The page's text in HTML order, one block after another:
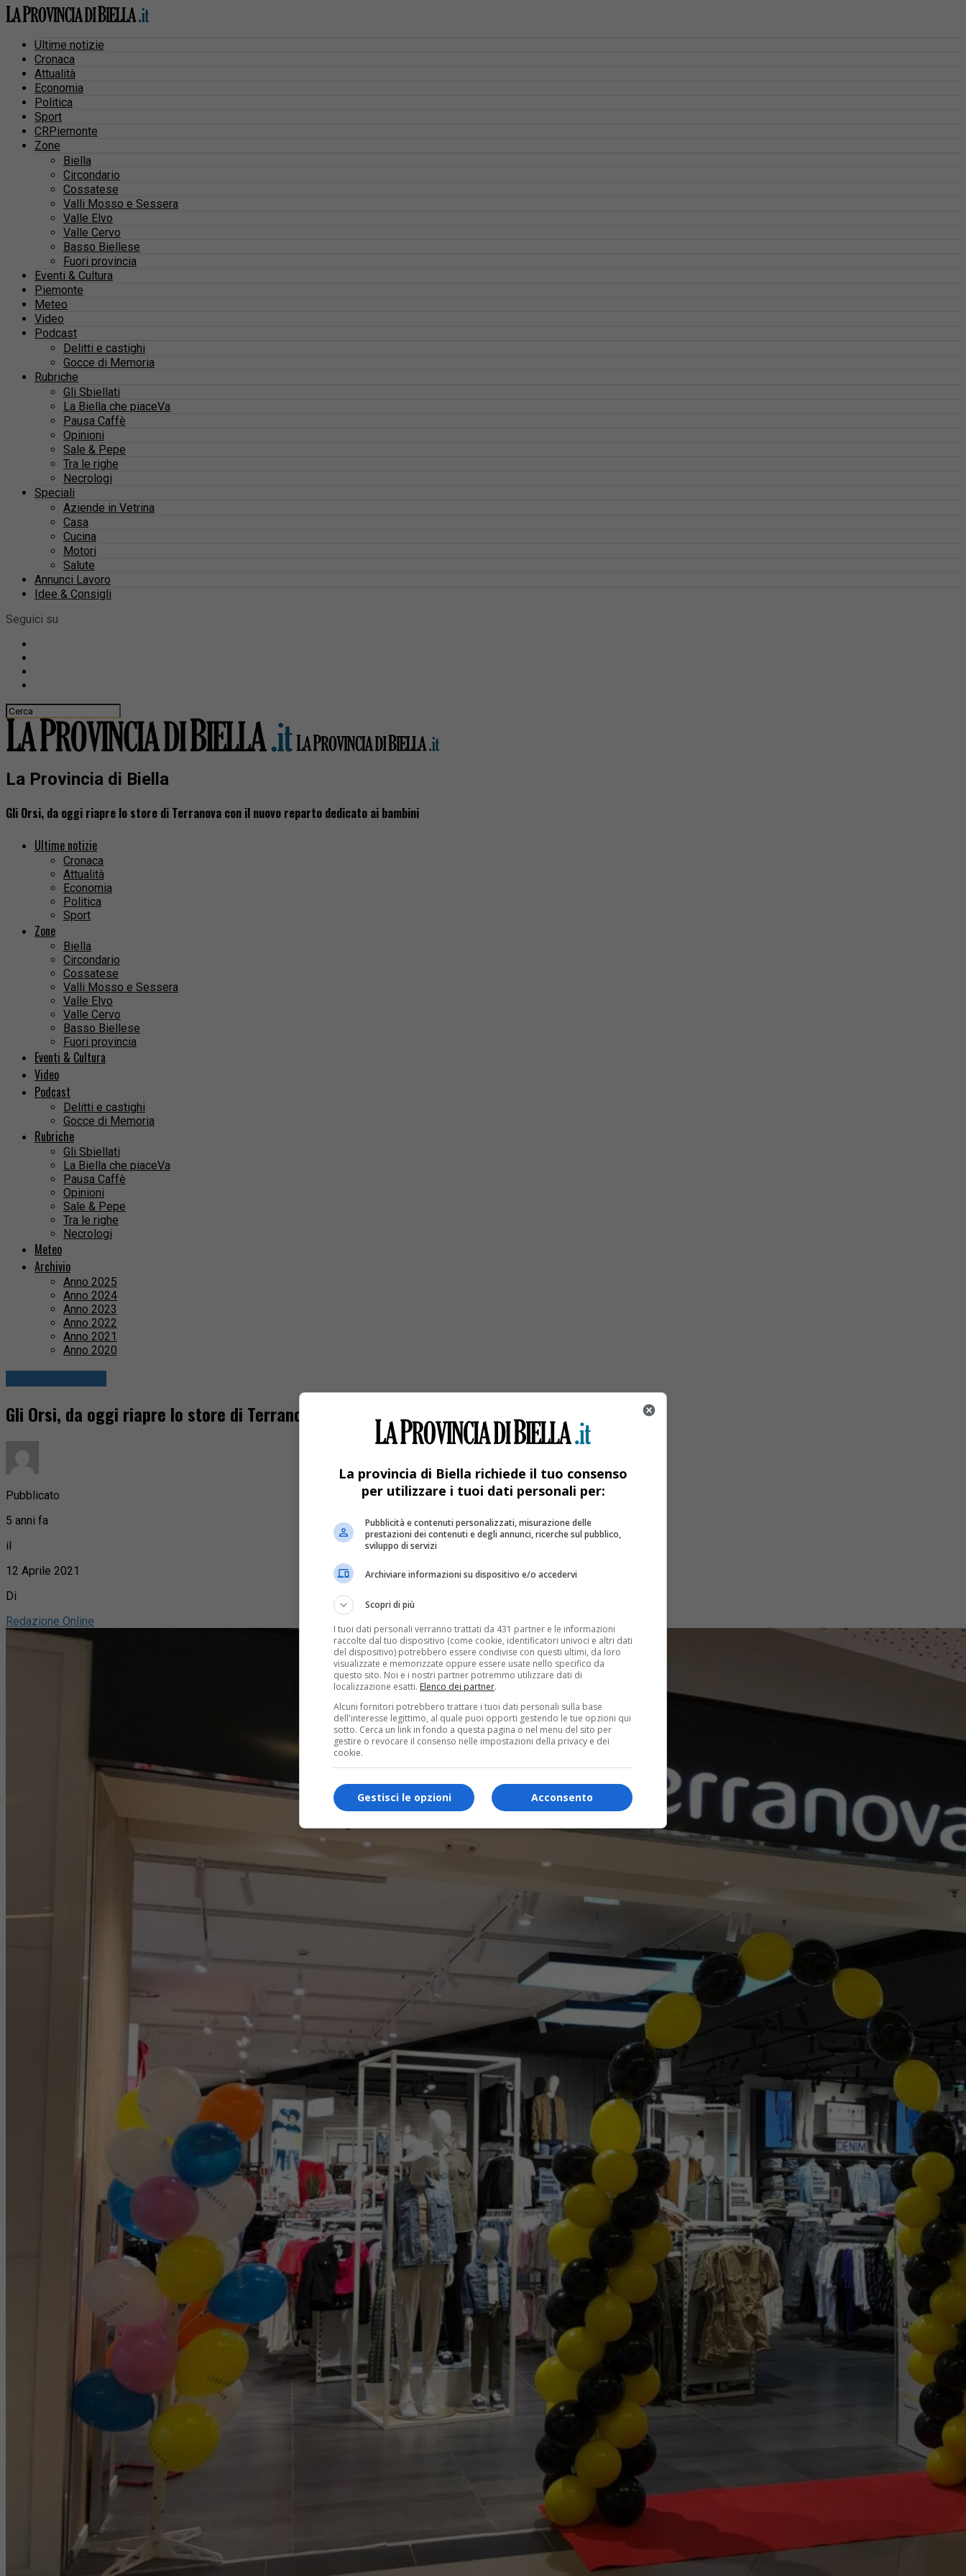
Ultime notizie
Cronaca
Attualità
Economia
Politica
Sport
CRPiemonte
Zone
Biella
Circondario
Cossatese
Valli Mosso e Sessera
Valle Elvo
Valle Cervo
Basso Biellese
Fuori provincia
Eventi & Cultura
Piemonte
Meteo
Video
Podcast
Delitti e castighi
Gocce di Memoria
Rubriche
Gli Sbiellati
La Biella che piaceVa
Pausa Caffè
Opinioni
Sale & Pepe
Tra le righe
Necrologi
Speciali
Aziende in Vetrina
Casa
Cucina
Motori
Salute
Annunci Lavoro
Idee & Consigli
Seguici su
La Provincia di Biella
Gli Orsi, da oggi riapre lo store di Terranova con il nuovo reparto dedicato ai bambini
Ultime notizie
Cronaca
Attualità
Economia
Politica
Sport
Zone
Biella
Circondario
Cossatese
Valli Mosso e Sessera
Valle Elvo
Valle Cervo
Basso Biellese
Fuori provincia
Eventi & Cultura
Video
Podcast
Delitti e castighi
Gocce di Memoria
Rubriche
Gli Sbiellati
La Biella che piaceVa
Pausa Caffè
Opinioni
Sale & Pepe
Tra le righe
Necrologi
Meteo
Archivio
Anno 2025
Anno 2024
Anno 2023
Anno 2022
Anno 2021
Anno 2020
Gli Orsi, da oggi riapre lo store di Terranova con il nuovo reparto dedicato ai bambini
Pubblicato
5 anni fa
il
12 Aprile 2021
Di
Redazione Online
La provincia di Biella richiede il tuo consenso
per utilizzare i tuoi dati personali per:
Pubblicità e contenuti personalizzati, misurazione delle
prestazioni dei contenuti e degli annunci, ricerche sul pubblico,
sviluppo di servizi
Archiviare informazioni su dispositivo e/o accedervi
Scopri di più
I tuoi dati personali verranno trattati da 431 partner e le informazioni
raccolte dal tuo dispositivo (come cookie, identificatori univoci e altri dati
del dispositivo) potrebbero essere condivise con questi ultimi, da loro
visualizzate e memorizzate oppure essere usate nello specifico da
questo sito. Noi e i nostri partner potremmo utilizzare dati di
localizzazione esatti. Elenco dei partner.
Alcuni fornitori potrebbero trattare i tuoi dati personali sulla base
dell'interesse legittimo, al quale puoi opporti gestendo le tue opzioni qui
sotto. Cerca un link in fondo a questa pagina o nel menu del sito per
gestire o revocare il consenso nelle impostazioni della privacy e dei
cookie.
Acconsento
Gestisci le opzioni